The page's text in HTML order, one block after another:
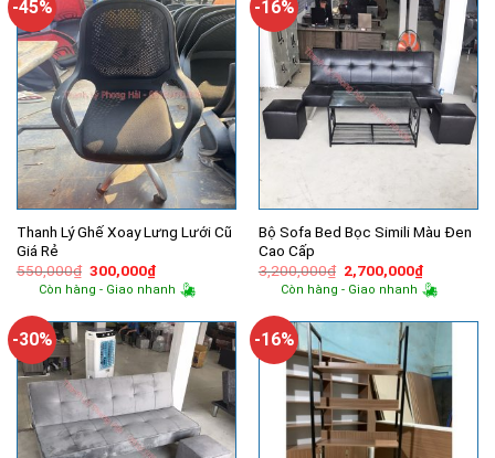
-45%
Thanh Lý Ghế Xoay Lưng Lưới Cũ
Giá Rẻ
550,000₫ Giá
gốc
là:
300,000₫Giá
hiện
tại
300,000₫.
Còn hàng - Giao nhanh
-16%
Bộ Sofa Bed Bọc Simili Màu Đen
Cao Cấp
3,200,000₫ Giá
gốc
là:
2,700,000₫Giá
hiện
tại
Còn hàng - Giao nhanh
-30% -16%